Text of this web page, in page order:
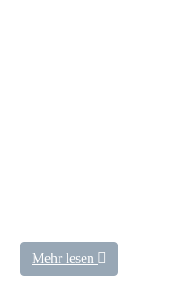
Mehr lesen